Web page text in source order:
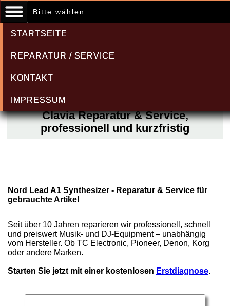
Bitte wählen...
STARTSEITE
REPARATUR / SERVICE
KONTAKT
IMPRESSUM
Clavia Reparatur & Service,
professionell und kurzfristig
Nord Lead A1 Synthesizer - Reparatur & Service für
gebrauchte Artikel
Seit über 10 Jahren reparieren wir professionell, schnell
und preiswert Musik- und DJ-Equipment – unabhängig
vom Hersteller. Ob TC Electronic, Pioneer, Denon, Korg
oder andere Marken.
Starten Sie jetzt mit einer kostenlosen Erstdiagnose.